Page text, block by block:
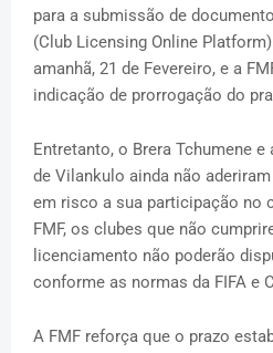
para a submissão de
(Club Licensing Online
amanhã, 21 de Fevereiro, e a
indicação de prorrogação do
Entretanto, o Brera Tchumene
de Vilankulo ainda não
em risco a sua participação no
FMF, os clubes que não
licenciamento não poderão
conforme as normas da FIFA e
A FMF reforça que o prazo